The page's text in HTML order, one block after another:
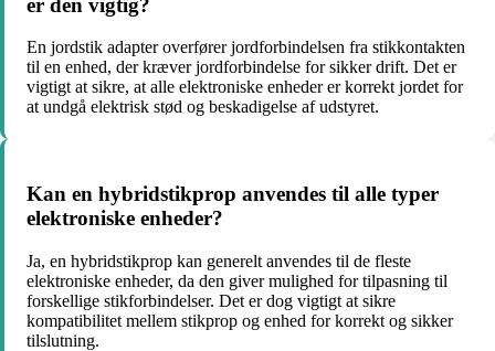
En jordstik adapter overfører jordforbindelsen fra stikkontakten
til en enhed, der kræver jordforbindelse for sikker drift. Det er
vigtigt at sikre, at alle elektroniske enheder er korrekt jordet for
at undgå elektrisk stød og beskadigelse af udstyret.
Kan en hybridstikprop anvendes til alle typer
elektroniske enheder?
Ja, en hybridstikprop kan generelt anvendes til de fleste
elektroniske enheder, da den giver mulighed for tilpasning til
forskellige stikforbindelser. Det er dog vigtigt at sikre
kompatibilitet mellem stikprop og enhed for korrekt og sikker
tilslutning.